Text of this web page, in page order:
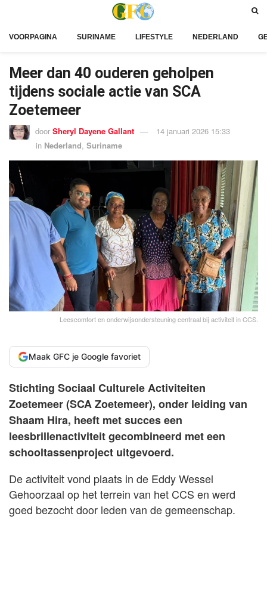
VOORPAGINA SURINAME LIFESTYLE NEDERLAND
Meer dan 40 ouderen geholpen
tijdens sociale actie van SCA
Zoetemeer
door Sheryl Dayene Gallant
14 januari 2026 15:33
in Nederland, Suriname
Leescomfort en onderwijsondersteuning centraal bij activiteit in CCS.
Maak GFC je Google favoriet
Stichting Sociaal Culturele Activiteiten
Zoetemeer (SCA Zoetemeer), onder leiding van
Shaam Hira, heeft met succes een
leesbrillenactiviteit gecombineerd met een
schooltassenproject uitgevoerd.
De activiteit vond plaats in de Eddy Wessel
Gehoorzaal op het terrein van het CCS en werd
goed bezocht door leden van de gemeenschap.